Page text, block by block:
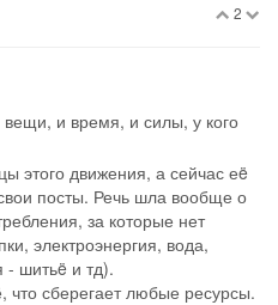
2
вещи, и время, и силы, у кого
этого движения, а сейчас еë
посты. Речь шла вообще о
за которые нет
электроэнергия, вода,
шитьë и тд).
что сберегает любые ресурсы.